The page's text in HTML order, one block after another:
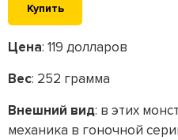
Купить
Цена: 119 долларов
Вес: 252 грамма
Внешний вид: в этих
механика в гоночной